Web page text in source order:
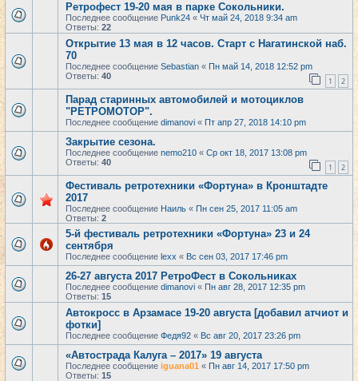
Ретрофест 19-20 мая в парке Сокольники.
Последнее сообщение Punk24 « Чт май 24, 2018 9:34 am
Ответы: 22
Открытие 13 мая в 12 часов. Старт с Нагатинской наб.
70
Последнее сообщение Sebastian « Пн май 14, 2018 12:52 pm
Ответы: 40 1 2
Парад старинных автомобилей и мотоциклов
"РЕТРОМОТОР".
Последнее сообщение dimanovi « Пт апр 27, 2018 14:10 pm
Закрытие сезона.
Последнее сообщение nemo210 « Ср окт 18, 2017 13:08 pm
Ответы: 40 1 2
Фестиваль ретротехники «Фортуна» в Кронштадте
2017
Последнее сообщение Наиль « Пн сен 25, 2017 11:05 am
Ответы: 2
5-й фестиваль ретротехники «Фортуна» 23 и 24
сентября
Последнее сообщение lexx « Вс сен 03, 2017 17:46 pm
26-27 августа 2017 РетроФест в Сокольниках
Последнее сообщение dimanovi « Пн авг 28, 2017 12:35 pm
Ответы: 15
Автокросс в Арзамасе 19-20 августа [добавил атчиот и
фотки]
Последнее сообщение Федя92 « Вс авг 20, 2017 23:26 pm
«Автострада Калуга – 2017» 19 августа
Последнее сообщение iguana01 « Пн авг 14, 2017 17:50 pm
Ответы: 15